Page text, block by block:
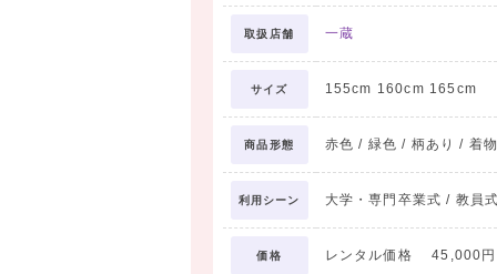
取扱店舗 一蔵
サイズ 155cm 160cm 165cm
商品形態 赤色 / 緑色 / 柄あり / 着
利用シーン 大学・専門卒業式 / 教員
価格 レンタル価格 45,000円